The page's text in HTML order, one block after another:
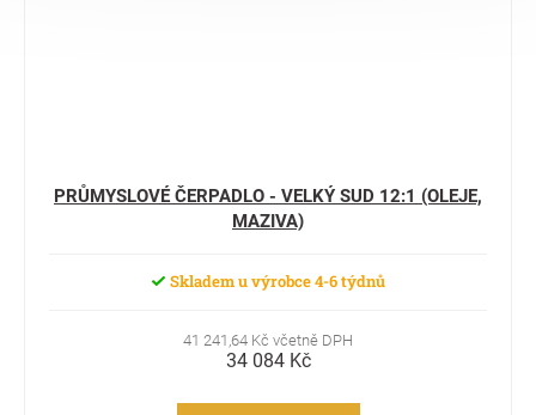
PRŮMYSLOVÉ ČERPADLO - VELKÝ SUD 12:1 (OLEJE,
MAZIVA)
Skladem u výrobce 4-6 týdnů
41 241,64 Kč včetně DPH
34 084 Kč